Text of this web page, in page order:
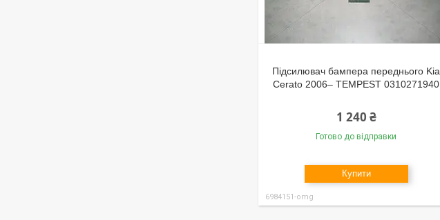
Підсилювач бампера переднього Kia
Cerato 2006– TEMPEST 0310271940
1 240 ₴
Готово до відправки
Купити
6984151-omg